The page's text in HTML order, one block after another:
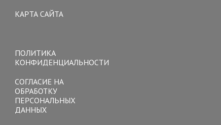
КАРТА САЙТА
ПОЛИТИКА
КОНФИДЕНЦИАЛЬНОСТИ
СОГЛАСИЕ НА
ОБРАБОТКУ
ПЕРСОНАЛЬНЫХ
ДАННЫХ